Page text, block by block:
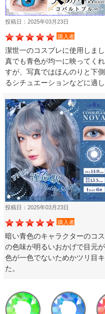
投稿日：2025年03月23日
購入者
潔世一のコスプレに使用しま
真でも青色が均一に映ってく
すが、写真ではほんのりと下
るシチュエーションなどに適
投稿日：2025年03月23日
購入者
暗い青色のキャラクターのコ
の色味が明るいおかげで目元
色が一色でないためかツリ目
た。